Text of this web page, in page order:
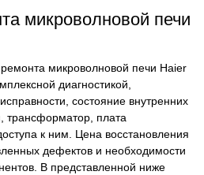
микроволновой печи
микроволновой печи Haier
диагностикой,
состояние внутренних
трансформатор, плата
к ним. Цена восстановления
дефектов и необходимости
В представленной ниже